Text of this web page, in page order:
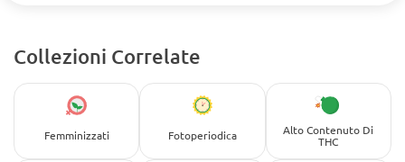
Collezioni Correlate
Femminizzati Fotoperiodica
Alto Contenuto Di
THC